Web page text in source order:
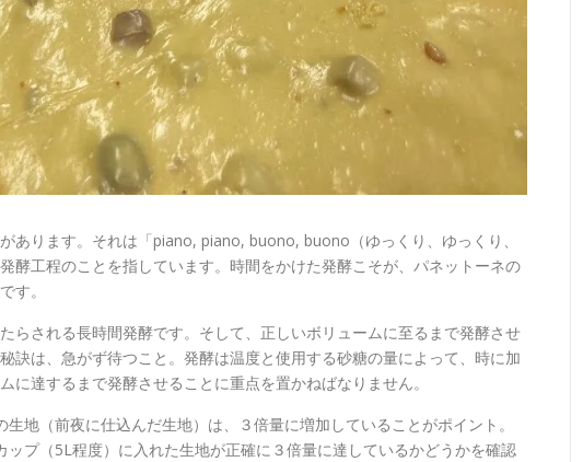
あります。それは「piano, piano, buono, buono（ゆっくり、ゆっくり、
酵工程のことを指しています。時間をかけた発酵こそが、パネットーネの
す。
らされる長時間発酵です。そして、正しいボリュームに至るまで発酵させ
訣は、急がず待つこと。発酵は温度と使用する砂糖の量によって、時に加
達するまで発酵させることに重点を置かねばなりません。
生地（前夜に仕込んだ生地）は、３倍量に増加していることがポイント。
ップ（5L程度）に入れた生地が正確に３倍量に達しているかどうかを確認